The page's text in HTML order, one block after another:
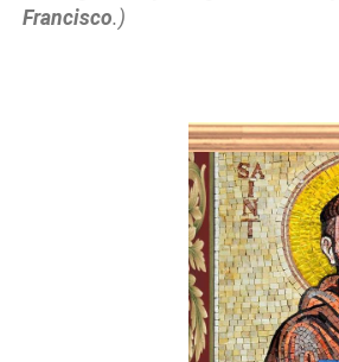
Francisco.)